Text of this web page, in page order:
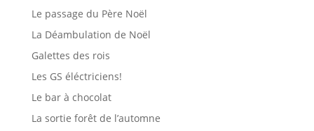
Le passage du Père Noël
La Déambulation de Noël
Galettes des rois
Les GS éléctriciens!
Le bar à chocolat
La sortie forêt de l’automne